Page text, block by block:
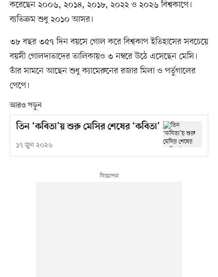
করেছেন ২০০৬, ২০১৪, ২০১৮, ২০২২ ও ২০২৬ বিশ্বকাপে।
ব্যতিক্রম শুধু ২০১০ আসর।
৩৮ বছর ৩৫৭ দিন বয়সে গোল করে বিশ্বকাপ ইতিহাসের সবচেয়ে
বয়সী গোলদাতাদের তালিকায়ও ৩ নম্বরে উঠে এসেছেন মেসি।
তাঁর সামনে আছেন শুধু ক্যামেরুনের রজার মিলা ও পর্তুগালের
পেপে।
আরও পড়ুন
তিন ‘কবিতা’য় শুরু মেসির শেষের ‘কবিতা’
১৭ জুন ২০২৬